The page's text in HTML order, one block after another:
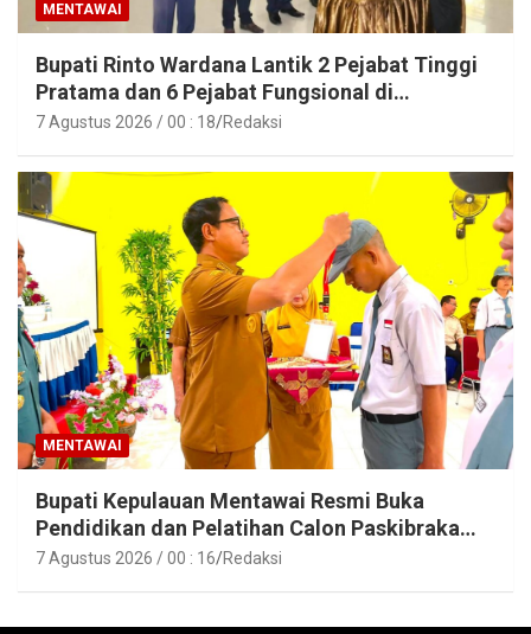
MENTAWAI
Bupati Rinto Wardana Lantik 2 Pejabat Tinggi
Pratama dan 6 Pejabat Fungsional di
Lingkungan Pemkab Kepulauan Mentawai
7 Agustus 2026 / 00 : 18 Redaksi
MENTAWAI
Bupati Kepulauan Mentawai Resmi Buka
Pendidikan dan Pelatihan Calon Paskibraka
Tahun 2026
7 Agustus 2026 / 00 : 16 Redaksi